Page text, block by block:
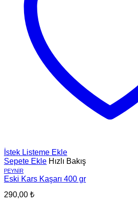
İstek Listeme Ekle
Sepete Ekle Hızlı Bakış
PEYNIR
Eski Kars Kaşarı 400 gr
290,00 ₺